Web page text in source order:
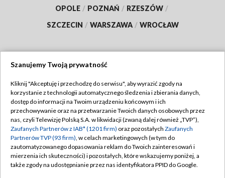
OPOLE / POZNAŃ / RZESZÓW /
SZCZECIN / WARSZAWA / WROCŁAW
TVP
Abonament TVP
Emisja w TVP
Centrum informacji TVP
Naziemna Telewizja Cyfrowa
Regulamin TVP
Polityka prywatności
Moje zgody
Pomoc
Szanujemy Twoją prywatność
Kliknij "Akceptuję i przechodzę do serwisu", aby wyrazić zgody na
korzystanie z technologii automatycznego śledzenia i zbierania danych,
dostęp do informacji na Twoim urządzeniu końcowym i ich
przechowywanie oraz na przetwarzanie Twoich danych osobowych przez
nas, czyli Telewizję Polską S.A. w likwidacji (zwaną dalej również „TVP”),
Zaufanych Partnerów z IAB* (1201 firm) oraz pozostałych Zaufanych
Partnerów TVP (93 firm), w celach marketingowych (w tym do
zautomatyzowanego dopasowania reklam do Twoich zainteresowań i
mierzenia ich skuteczności) i pozostałych, które wskazujemy poniżej, a
także zgody na udostępnianie przez nas identyfikatora PPID do Google.